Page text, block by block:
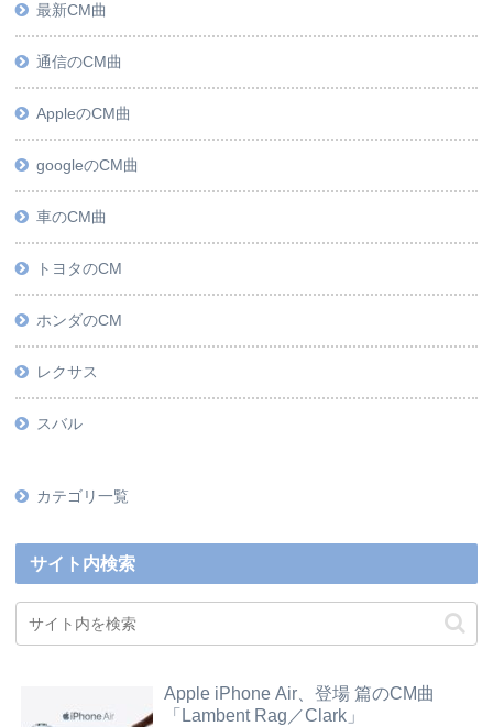
最新CM曲
通信のCM曲
AppleのCM曲
googleのCM曲
車のCM曲
トヨタのCM
ホンダのCM
レクサス
スバル
カテゴリ一覧
サイト内検索
Apple iPhone Air、登場 篇のCM曲
「Lambent Rag／Clark」